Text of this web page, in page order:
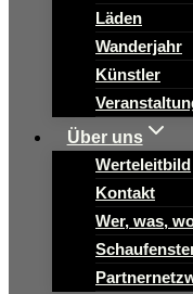
Läden
Wanderjahr
Künstler
Über uns
Werteleitbild
Kontakt
Wer, was,